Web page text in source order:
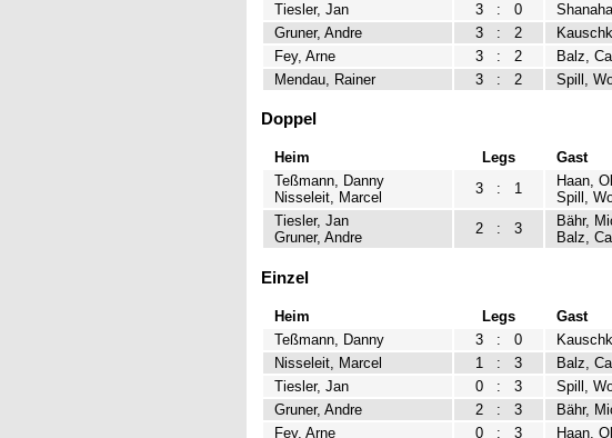
Tiesler, Jan
3 : 0
Gruner, Andre
3 : 2
Fey, Arne
3 : 2
Balz,
Mendau, Rainer
3 : 2 Spill,
Doppel
Heim Legs
Gast
Teßmann, Danny
Nisseleit, Marcel
3 : 1
Haan,
Spill,
Tiesler, Jan
Gruner, Andre
2 : 3
Bähr,
Balz,
Einzel
Heim Legs
Gast
Teßmann, Danny
3 : 0
Nisseleit, Marcel
1 : 3
Balz,
Tiesler, Jan
0 : 3
Spill,
Gruner, Andre
2 : 3
Bähr,
Fey, Arne
0 : 3
Haan,